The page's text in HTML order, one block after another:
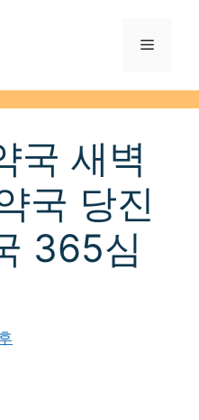
Menu
국 새벽
국 당진
365심